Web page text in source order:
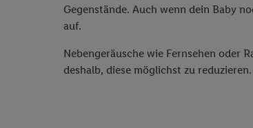
Gegenstände. Auch wenn dein Baby
auf.
Nebengeräusche wie Fernsehen oder
deshalb, diese möglichst zu reduzieren.